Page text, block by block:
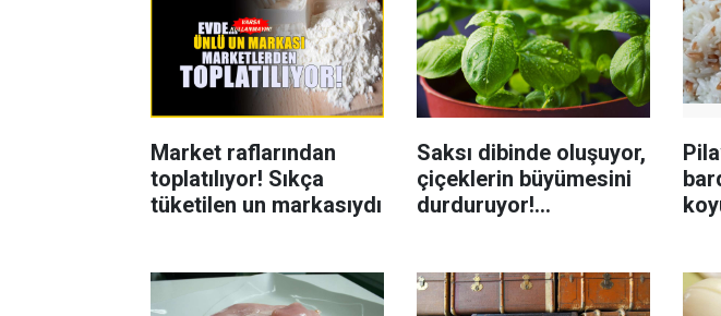
Market raflarından
toplatılıyor! Sıkça
tüketilen un markasıydı
Saksı dibinde oluşuyor,
çiçeklerin büyümesini
durduruyor!